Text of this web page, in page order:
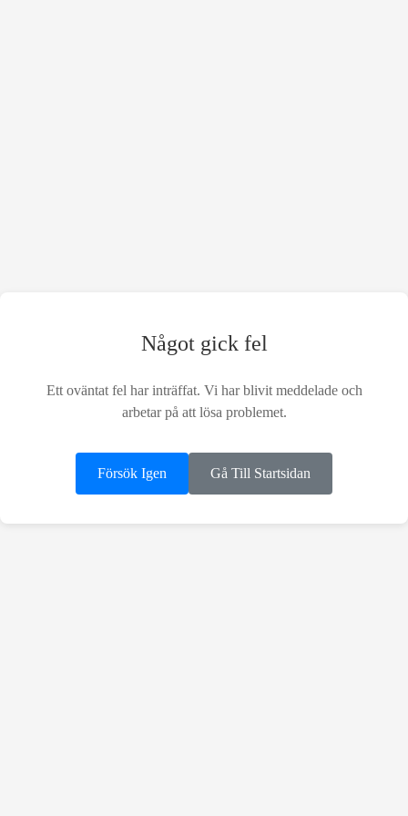
Något gick fel
Ett oväntat fel har inträffat. Vi har blivit meddelade och
arbetar på att lösa problemet.
Försök Igen Gå Till Startsidan